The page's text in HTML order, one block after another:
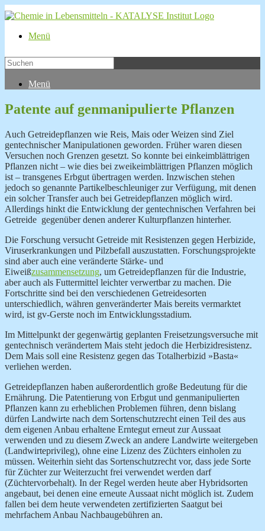
Menü
Menü
Patente auf genmanipulierte Pflanzen
Auch Getreidepflanzen wie Reis, Mais oder Weizen sind Ziel
gentechnischer Manipulationen geworden. Früher waren diesen
Versuchen noch Grenzen gesetzt. So konnte bei einkeimblättrigen
Pflanzen nicht – wie dies bei zweikeimblättrigen Pflanzen möglich
ist – transgenes Erbgut übertragen werden. Inzwischen stehen
jedoch so genannte Partikelbeschleuniger zur Verfügung, mit denen
ein solcher Transfer auch bei Getreidepflanzen möglich wird.
Allerdings hinkt die Entwicklung der gentechnischen Verfahren bei
Getreide gegenüber denen anderer Kulturpflanzen hinterher.
Die Forschung versucht Getreide mit Resistenzen gegen Herbizide,
Viruserkrankungen und Pilzbefall auszustatten. Forschungsprojekte
sind aber auch eine veränderte Stärke- und
Eiweißzusammensetzung, um Getreidepflanzen für die Industrie,
aber auch als Futtermittel leichter verwertbar zu machen. Die
Fortschritte sind bei den verschiedenen Getreidesorten
unterschiedlich, währen genveränderter Mais bereits vermarktet
wird, ist gv-Gerste noch im Entwicklungsstadium.
Im Mittelpunkt der gegenwärtig geplanten Freisetzungsversuche mit
gentechnisch verändertem Mais steht jedoch die Herbizidresistenz.
Dem Mais soll eine Resistenz gegen das Totalherbizid »Basta«
verliehen werden.
Getreidepflanzen haben außerordentlich große Bedeutung für die
Ernährung. Die Patentierung von Erbgut und genmanipulierten
Pflanzen kann zu erheblichen Problemen führen, denn bislang
dürfen Landwirte nach dem Sortenschutzrecht einen Teil des aus
dem eigenen Anbau erhaltene Erntegut erneut zur Aussaat
verwenden und zu diesem Zweck an andere Landwirte weitergeben
(Landwirteprivileg), ohne eine Lizenz des Züchters einholen zu
müssen. Weiterhin sieht das Sortenschutzrecht vor, dass jede Sorte
für Züchter zur Weiterzucht frei verwendet werden darf
(Züchtervorbehalt). In der Regel werden heute aber Hybridsorten
angebaut, bei denen eine erneute Aussaat nicht möglich ist. Zudem
fallen bei dem heute verwendeten zertifizierten Saatgut bei
mehrfachem Anbau Nachbaugebühren an.